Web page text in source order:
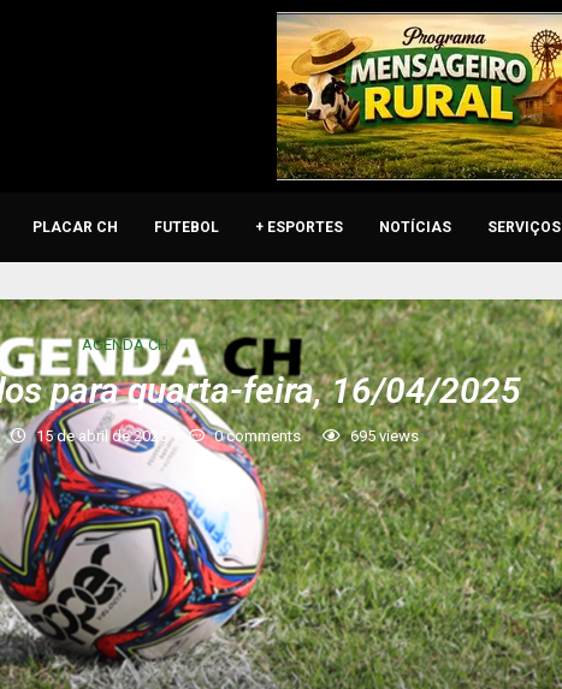
PLACAR CH FUTEBOL + ESPORTES NOTÍCIAS SERVIÇOS
AGENDA CH
para quarta-feira, 16/04/2025
15 de abril de 2025 0 comments 695views